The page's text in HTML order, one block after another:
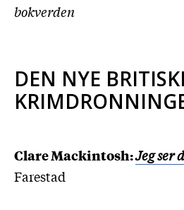
bokverden
DEN NYE
Clare Mackintosh:Jeg ser
Farestad